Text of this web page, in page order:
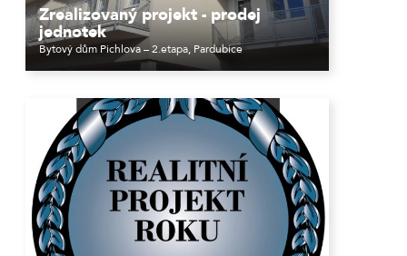
Zrealizovaný projekt - prodej
jednotek
Bytový dům Pichlova – 2.etapa, Pardubice